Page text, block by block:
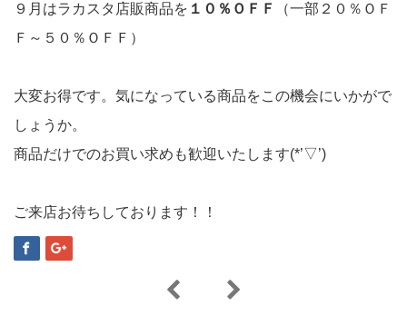
９月はラカスタ店販商品を １０％ＯＦＦ
（一部２０％ＯＦ
Ｆ～５０％ＯＦＦ）
大変お得です。気になっている商品をこの機会にいかがで
しょうか。
商品だけでのお買い求めも歓迎いたします(*’▽’)
ご来店お待ちしております！！